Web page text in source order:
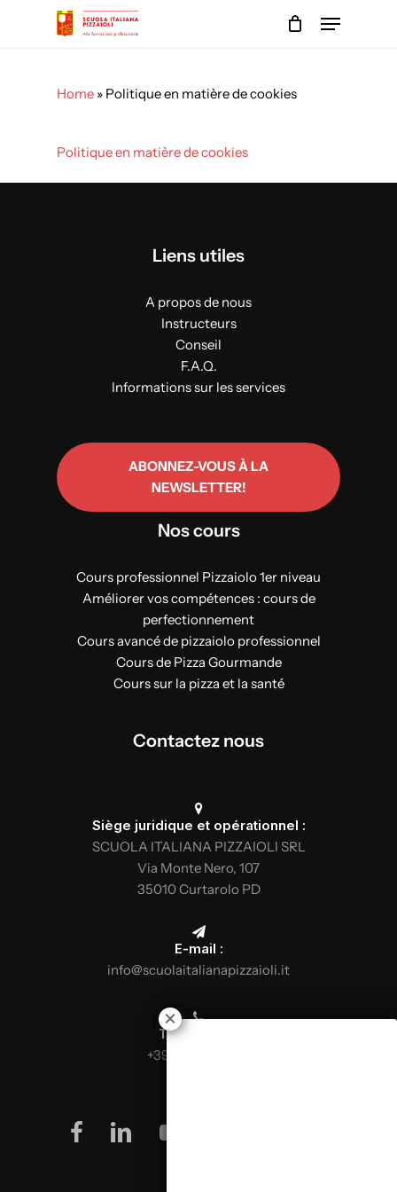
Menu
Home » Politique en matière de cookies
Politique en matière de cookies
Liens utiles
A propos de nous
Instructeurs
Conseil
F.A.Q.
Informations sur les services
ABONNEZ-VOUS À LA
NEWSLETTER!
Nos cours
Cours professionnel Pizzaiolo 1er niveau
Améliorer vos compétences : cours de
perfectionnement
Cours avancé de pizzaiolo professionnel
Cours de Pizza Gourmande
Cours sur la pizza et la santé
Contactez nous
Siège juridique et opérationnel :
SCUOLA ITALIANA PIZZAIOLI SRL
Via Monte Nero, 107
35010 Curtarolo PD
E-mail :
info@scuolaitalianapizzaioli.it
Téléphone :
+39 0499624665
facebook
linkedinyoutube